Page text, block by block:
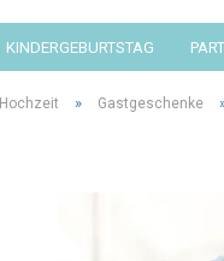
KINDERGEBURTSTAG
Hochzeit » Gastgeschenke